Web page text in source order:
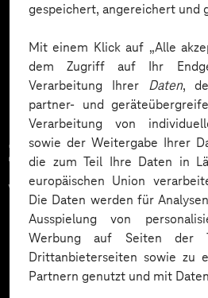
gespeichert, angereichert und
Mit einem Klick auf „Alle
dem Zugriff auf Ihr
Verarbeitung Ihrer Daten,
partner- und
Verarbeitung von
sowie der Weitergabe Ihrer
die zum Teil Ihre Daten in
europäischen Union
Die Daten werden für
Ausspielung von
Werbung auf Seiten der
Drittanbieterseiten sowie zu
Partnern genutzt und mit
Mehr
Zahlreiche
vertrauen auf
Expertise. Hier